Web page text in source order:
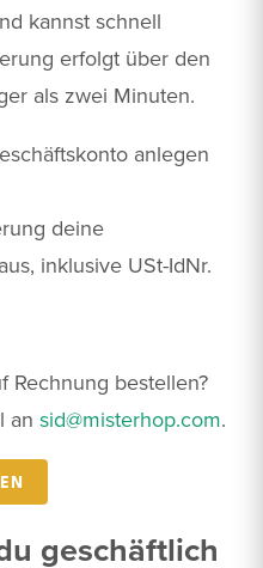
kannst schnell
erfolgt über den
als zwei Minuten.
anlegen
deine
inklusive USt-IdNr.
Rechnung bestellen?
an sid@misterhop.com.
geschäftlich